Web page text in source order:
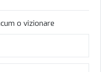
o vizionare